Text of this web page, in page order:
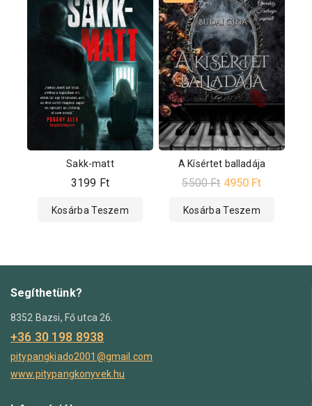
Sakk-matt
3199 Ft
Kosárba Teszem
A Kísértet balladája
5500Ft 4950 Ft
Kosárba Teszem
Segíthetünk?
8352 Bazsi, Fő utca 26.
+36 30 198 8938
pitypangkiado2001@gmail.com
www.pitypangkonyvek.hu